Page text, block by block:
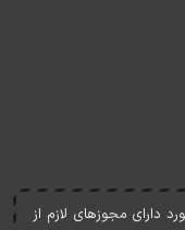
دارای مجوزهای لازم از